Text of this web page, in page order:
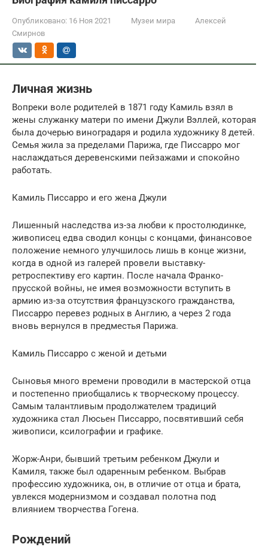
Опубликовано: 16 Ноя 2021 Музеи мира
Алексей
Смирнов
Личная жизнь
Вопреки воле родителей в 1871 году Камиль взял в
жены служанку матери по имени Джули Вэллей, которая
была дочерью виноградаря и родила художнику 8 детей.
Семья жила за пределами Парижа, где Писсарро мог
наслаждаться деревенскими пейзажами и спокойно
работать.
Камиль Писсарро и его жена Джули
Лишенный наследства из-за любви к простолюдинке,
живописец едва сводил концы с концами, финансовое
положение немного улучшилось лишь в конце жизни,
когда в одной из галерей провели выставку-
ретроспективу его картин. После начала Франко-
прусской войны, не имея возможности вступить в
армию из-за отсутствия французского гражданства,
Писсарро перевез родных в Англию, а через 2 года
вновь вернулся в предместья Парижа.
Камиль Писсарро с женой и детьми
Сыновья много времени проводили в мастерской отца
и постепенно приобщались к творческому процессу.
Самым талантливым продолжателем традиций
художника стал Люсьен Писсарро, посвятивший себя
живописи, ксилографии и графике.
Жорж-Анри, бывший третьим ребенком Джули и
Камиля, также был одаренным ребенком. Выбрав
профессию художника, он, в отличие от отца и брата,
увлекся модернизмом и создавал полотна под
влиянием творчества Гогена.
Рождений